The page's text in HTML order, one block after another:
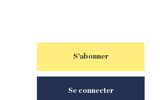
S’abonner
Se connecter